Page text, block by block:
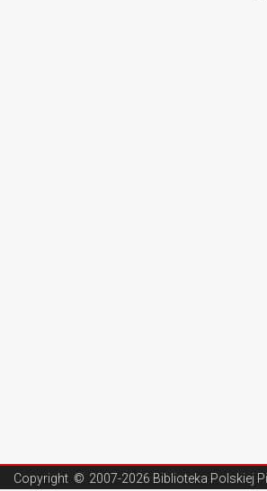
Copyright © 2007-2026 Biblioteka Polskiej